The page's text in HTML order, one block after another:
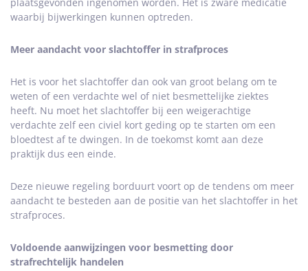
waarbij bijwerkingen kunnen optreden.
Meer aandacht voor slachtoffer in strafproces
Het is voor het slachtoffer dan ook van groot belang om te
weten of een verdachte wel of niet besmettelijke ziektes
heeft. Nu moet het slachtoffer bij een weigerachtige
verdachte zelf een civiel kort geding op te starten om een
bloedtest af te dwingen. In de toekomst komt aan deze
praktijk dus een einde.
Deze nieuwe regeling borduurt voort op de tendens om meer
aandacht te besteden aan de positie van het slachtoffer in het
strafproces.
Voldoende aanwijzingen voor besmetting door
strafrechtelijk handelen